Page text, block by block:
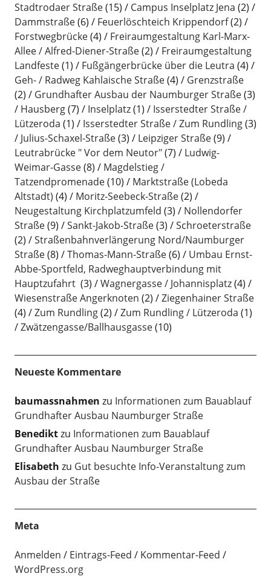
Stadtrodaer Straße(15) Campus Inselplatz Jena (2)
Dammstraße(6) Feuerlöschteich Krippendorf(2)
Forstwegbrücke(4)
Freiraumgestaltung Karl-Marx-
Allee / Alfred-Diener-Straße(2)
Freiraumgestaltung
Landfeste(1) Fußgängerbrücke über die Leutra (4)
Geh- / Radweg Kahlaische Straße(4)
Grenzstraße
(2)
Grundhafter Ausbau der Naumburger Straße(3)
Hausberg(7) Inselplatz(1)
Isserstedter Straße /
Lützeroda (1) Isserstedter Straße / Zum Rundling(3)
Julius-Schaxel-Straße(3) Leipziger Straße(9)
Leutrabrücke " Vor dem Neutor"(7)
Ludwig-
Weimar-Gasse(8)
Magdelstieg /
Tatzendpromenade(10)
Marktstraße (Lobeda
Altstadt) (4) Moritz-Seebeck-Straße(2)
Neugestaltung Kirchplatzumfeld (3)
Nollendorfer
Straße(9) Sankt-Jakob-Straße(3)
Schroeterstraße
(2)
Straßenbahnverlängerung Nord/Naumburger
Straße(8) Thomas-Mann-Straße(6)
Umbau Ernst-
Abbe-Sportfeld, Radweghauptverbindung mit
Hauptzufahrt (3) Wagnergasse / Johannisplatz(4)
Wiesenstraße Angerknoten (2)
Ziegenhainer Straße
(4)
Zum Rundling(2) Zum Rundling / Lützeroda (1)
Zwätzengasse/Ballhausgasse(10)
Neueste Kommentare
baumassnahmen zu Informationen zum Bauablauf
Grundhafter Ausbau Naumburger Straße
Benediktzu Informationen zum Bauablauf
Grundhafter Ausbau Naumburger Straße
Elisabeth zu Gut besuchte Info-Veranstaltung zum
Ausbau der Straße
Meta
Anmelden Eintrags-Feed
Kommentar-Feed
WordPress.org